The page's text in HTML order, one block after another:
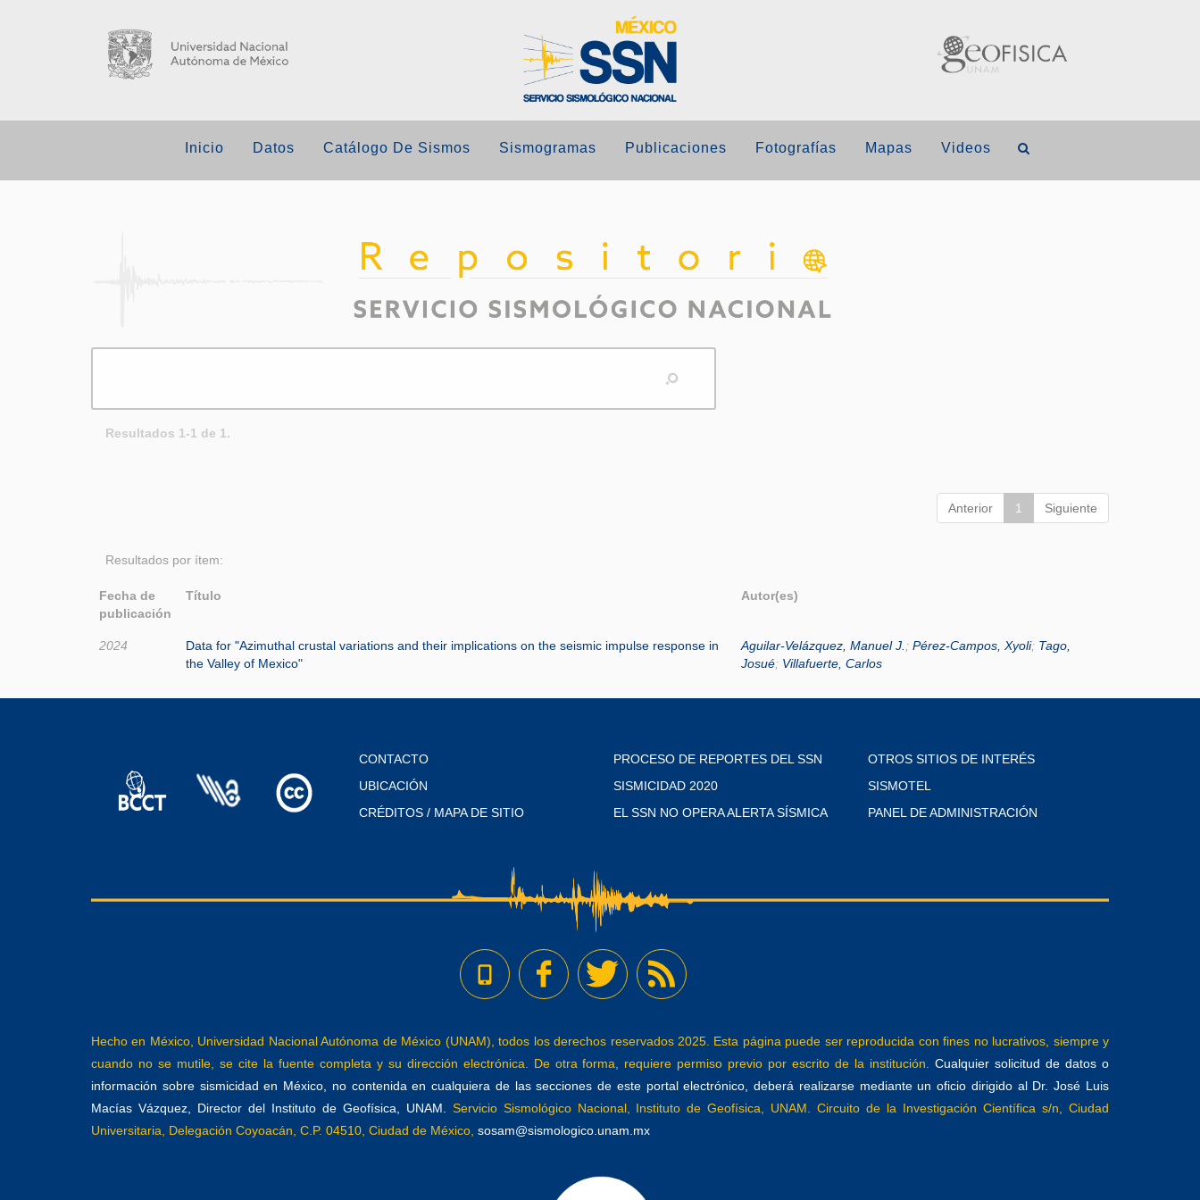
Inicio Datos Catálogo De Sismos Sismogramas Publicaciones Fotografías Mapas Videos
Resultados 1-1 de 1.
Anterior 1 Siguiente
Resultados por ítem:
Fecha de
publicación
Título Autor(es)
2024
Data for "Azimuthal crustal variations and their implications on the seismic impulse response in
the Valley of Mexico"
Aguilar-Velázquez, Manuel J. ; Pérez-Campos, Xyoli; Tago,
Josué; Villafuerte, Carlos
CONTACTO
UBICACIÓN
CRÉDITOS / MAPA DE SITIO
PROCESO DE REPORTES DEL SSN
SISMICIDAD 2020
EL SSN NO OPERA ALERTA SÍSMICA
OTROS SITIOS DE INTERÉS
SISMOTEL
PANEL DE ADMINISTRACIÓN
Hecho en México, Universidad Nacional Autónoma de México (UNAM), todos los derechos reservados 2025. Esta página puede ser reproducida con fines no lucrativos, siempre y
cuando no se mutile, se cite la fuente completa y su dirección electrónica. De otra forma, requiere permiso previo por escrito de la institución.Cualquier solicitud de datos o
información sobre sismicidad en México, no contenida en cualquiera de las secciones de este portal electrónico, deberá realizarse mediante un oficio dirigido al Dr. José Luis
Macías Vázquez, Director del Instituto de Geofísica, UNAM.
Servicio Sismológico Nacional, Instituto de Geofísica, UNAM. Circuito de la Investigación Científica s/n, Ciudad
Universitaria, Delegación Coyoacán, C.P. 04510, Ciudad de México, sosam@sismologico.unam.mx